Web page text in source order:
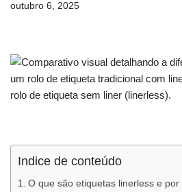
outubro 6, 2025
Indice de conteúdo
O que são etiquetas linerless e